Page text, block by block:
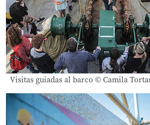
Visitas guiadas al barco © Camila